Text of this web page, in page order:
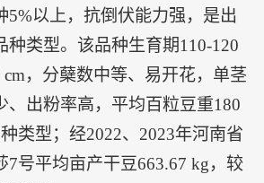
5%以上，抗倒伏能力强，是出
种类型。该品种生育期110-120
cm，分蘖数中等、易开花，单茎
、出粉率高，平均百粒豆重180
类型；经2022、2023年河南省
7号平均亩产干豆663.67 kg，较